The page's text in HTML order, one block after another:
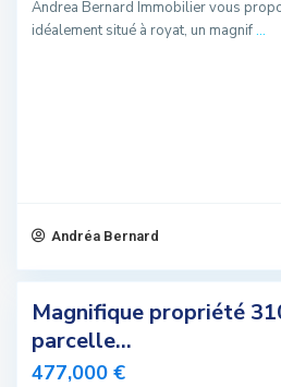
Andrea Bernard Immobilier vous
idéalement situé à royat, un magnif...
Andréa Bernard
Magnifique propriété
parcelle...
477,000 €